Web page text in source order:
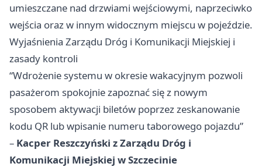
umieszczane nad drzwiami wejściowymi, naprzeciwko
wejścia oraz w innym widocznym miejscu w pojeździe.
Wyjaśnienia Zarządu Dróg i Komunikacji Miejskiej i
zasady kontroli
“Wdrożenie systemu w okresie wakacyjnym pozwoli
pasażerom spokojnie zapoznać się z nowym
sposobem aktywacji biletów poprzez zeskanowanie
kodu QR lub wpisanie numeru taborowego pojazdu”
– Kacper Reszczyński z Zarządu Dróg i
Komunikacji Miejskiej w Szczecinie